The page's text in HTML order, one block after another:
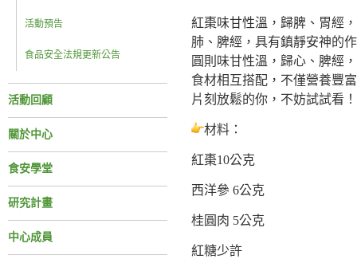
活動預告
食品安全法規更新公告
活動回顧
關於中心
食安學堂
研究計畫
中心成員
紅棗味甘性溫，歸脾、胃經
肺、脾經，具有鎮靜安神的
圓則味甘性溫，歸心、脾經
食材相互搭配，不僅營養豐
片刻放鬆的你，不妨試試看！
材料：
紅棗10公克
西洋參 6公克
桂圓肉 5公克
紅糖少許